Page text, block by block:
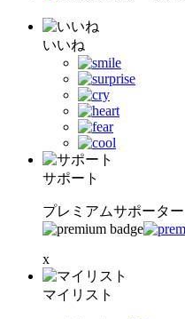
いいね
サポート
プレミアムサポーター
x
マイリスト